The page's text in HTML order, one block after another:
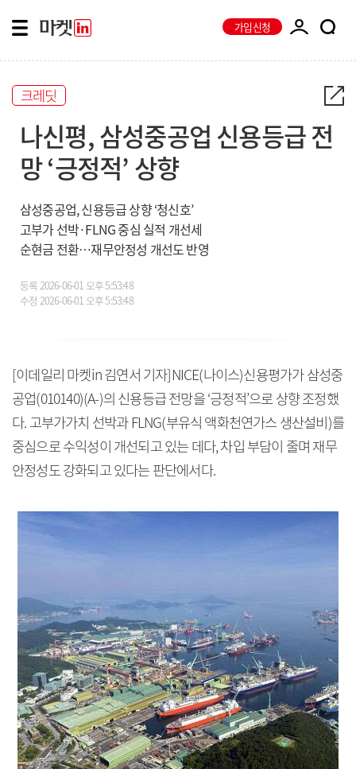
가입신청
크레딧
나신평, 삼성중공업 신용등급 전
망 ‘긍정적’ 상향
삼성중공업, 신용등급 상향 ‘청신호’
고부가 선박·FLNG 중심 실적 개선세
순현금 전환…재무안정성 개선도 반영
등록2026-06-01 오후 5:53:48
수정 2026-06-01 오후 5:53:48
[이데일리 마켓in 김연서 기자]NICE(나이스)신용평가가 삼성중
공업(010140)(A-)의 신용등급 전망을 ‘긍정적’으로 상향 조정했
다. 고부가가치 선박과 FLNG(부유식 액화천연가스 생산설비)를
중심으로 수익성이 개선되고 있는 데다, 차입 부담이 줄며 재무
안정성도 강화되고 있다는 판단에서다.